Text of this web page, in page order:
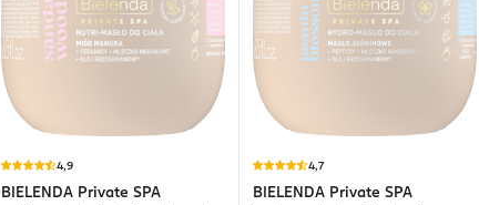
4,9
BIELENDA Private SPA
4,7
BIELENDA Private SPA